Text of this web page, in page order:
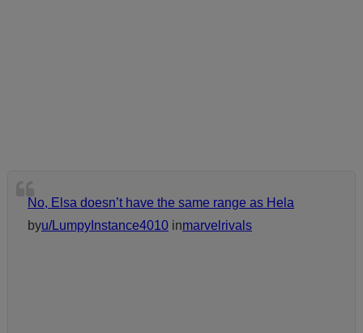
No, Elsa doesn’t have the same range as Hela
byu/LumpyInstance4010 inmarvelrivals